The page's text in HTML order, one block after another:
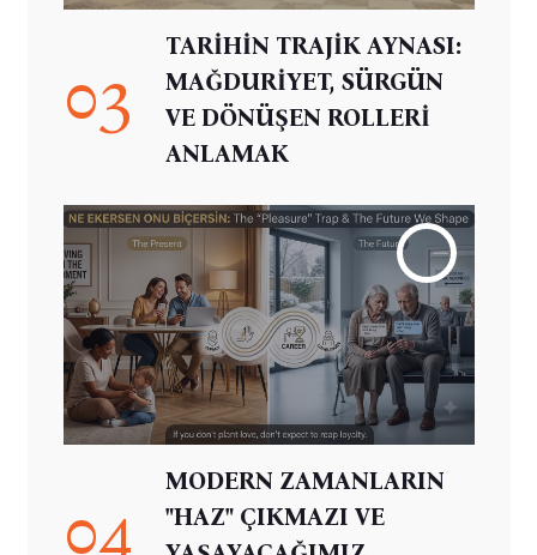
03
TARİHİN TRAJİK AYNASI:
MAĞDURİYET, SÜRGÜN
VE DÖNÜŞEN ROLLERİ
ANLAMAK
04
MODERN ZAMANLARIN
"HAZ" ÇIKMAZI VE